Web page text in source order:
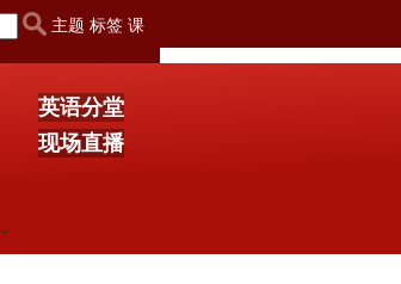
主题 标签 课
英语分堂
现场直播